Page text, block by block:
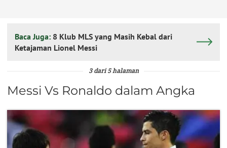
Baca Juga: 8 Klub MLS yang Masih Kebal dari
Ketajaman Lionel Messi
3 dari 5 halaman
Messi Vs Ronaldo dalam Angka